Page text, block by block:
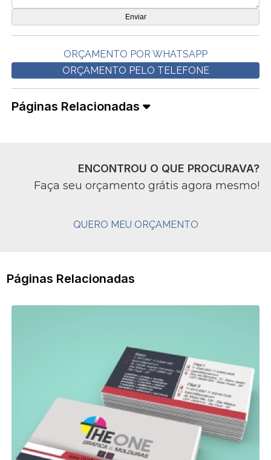
ORÇAMENTO POR WHATSAPP
ORÇAMENTO PELO TELEFONE
Páginas Relacionadas
ENCONTROU O QUE PROCURAVA?
Faça seu orçamento grátis agora mesmo!
QUERO MEU ORÇAMENTO
Páginas Relacionadas